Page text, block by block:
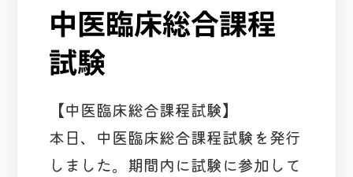
中医臨床総合課程
試験
【中医臨床総合課程試験】
本日、中医臨床総合課程試験を発行
しました。期間内に試験に参加して